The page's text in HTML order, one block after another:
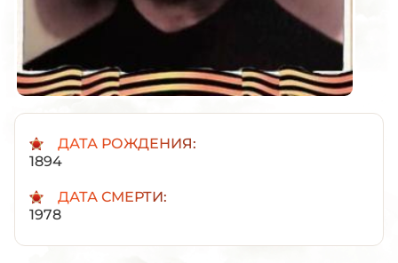
ДАТА РОЖДЕНИЯ:
1894
ДАТА СМЕРТИ:
1978